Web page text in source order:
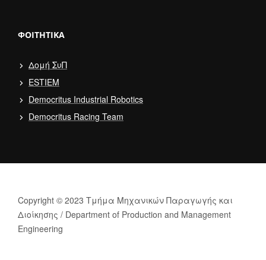
ΦΟΙΤΗΤΙΚΆ
Δομή ΣυΠ
ESTIEM
Democritus Industrial Robotics
Democritus Racing Team
Copyright © 2023 Τμήμα Μηχανικών Παραγωγής και
Διοίκησης / Department of Production and Management
Engineering